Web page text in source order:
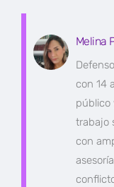
Melina
con 14
público
trabajo
con